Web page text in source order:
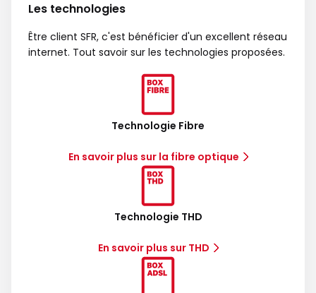
Les technologies
Être client SFR, c'est bénéficier d'un excellent réseau
internet. Tout savoir sur les technologies proposées.
Technologie Fibre
En savoir plus sur la fibre optique
Technologie THD
En savoir plus sur THD